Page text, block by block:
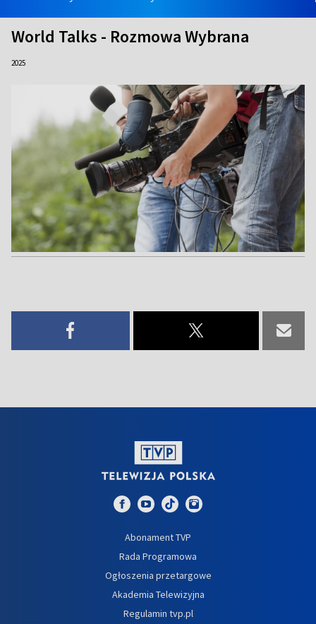
World Talks - Rozmowa Wybrana
2025
Abonament TVP
Rada Programowa
Ogłoszenia przetargowe
Akademia Telewizyjna
Regulamin tvp.pl